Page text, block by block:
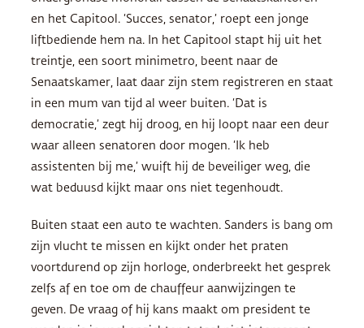
en het Capitool. ‘Succes, senator,’ roept een jonge
liftbediende hem na. In het Capitool stapt hij uit het
treintje, een soort minimetro, beent naar de
Senaatskamer, laat daar zijn stem registreren en staat
in een mum van tijd al weer buiten. ‘Dat is
democratie,’ zegt hij droog, en hij loopt naar een deur
waar alleen senatoren door mogen. ‘Ik heb
assistenten bij me,’ wuift hij de beveiliger weg, die
wat beduusd kijkt maar ons niet tegenhoudt.
Buiten staat een auto te wachten. Sanders is bang om
zijn vlucht te missen en kijkt onder het praten
voortdurend op zijn horloge, onderbreekt het gesprek
zelfs af en toe om de chauffeur aanwijzingen te
geven. De vraag of hij kans maakt om president te